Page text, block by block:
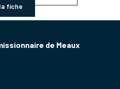
fiche
de Meaux